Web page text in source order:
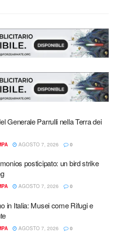
Generale Parrulli nella Terra dei
AGOSTO 7, 2026 0
posticipato: un bird strike
AGOSTO 7, 2026 0
in Italia: Musei come Rifugi e
AGOSTO 7, 2026 0